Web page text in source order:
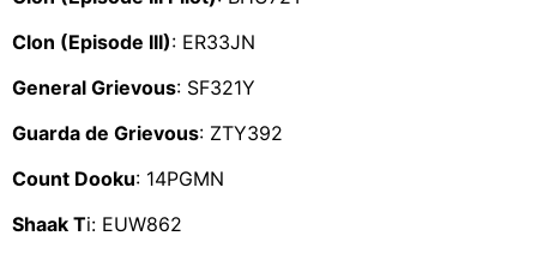
Clon (Episode III): ER33JN
General Grievous: SF321Y
Guarda de Grievous: ZTY392
Count Dooku: 14PGMN
Shaak Ti: EUW862